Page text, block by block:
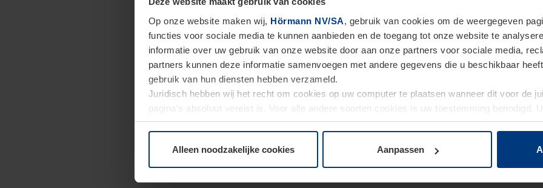
Op onze website maken wij, Hörmann NV/SA, gebruik van cookies om de weergegeven
functies voor sociale media te kunnen aanbieden en de toegang tot onze website te
informatie over uw gebruik van onze website door aan onze partners voor sociale media,
partners kunnen deze informatie samenvoegen met andere gegevens die u beschikbaar
gebruik van hun diensten hebben verzameld.
Juridisch hebben wij het recht om cookies op uw computer te plaatsen wanneer dit voor de
pagina's absoluut vereist is. Voor alle andere soorten cookies is uw toestemming benodigd.
moment bij de uitleg van de cookies op paginaPrivacyverklaringop onze website wijzigen
Alleen noodzakelijke cookies Aanpassen